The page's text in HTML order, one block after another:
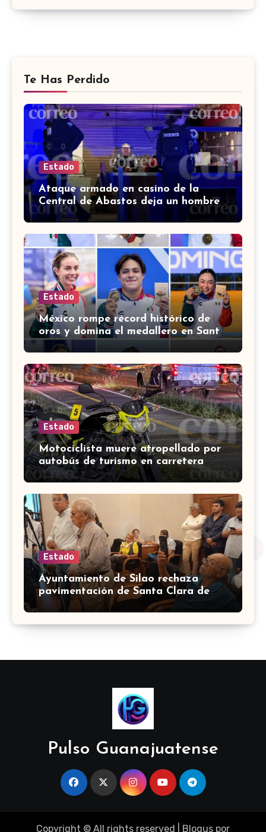
Te Has Perdido
Estado
Ataque armado en casino de la
Central de Abastos deja un hombre
muerto en León
Estado
México rompe récord histórico de
oros y domina el medallero en Santo
Domingo 2026
Estado
Motociclista muere atropellado por
autobús de turismo en carretera
León-San Francisco del Rincón
Estado
Ayuntamiento de Silao rechaza
pavimentación de Santa Clara de
Marines
Pulso Guanajuatense
Copyright © All rights reserved Blogus por